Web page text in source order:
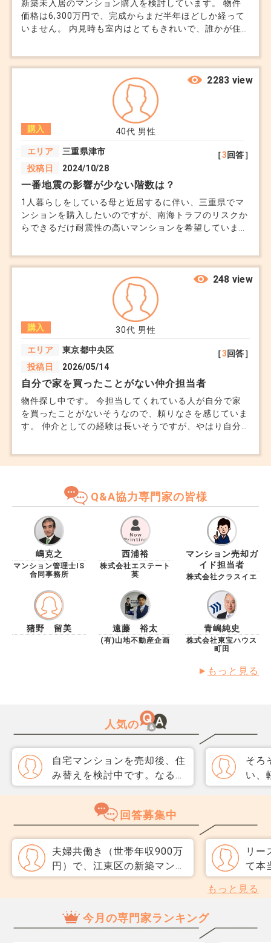
新築未入居のマンション購入を検討しています。 物件
価格は6,300万円で、完成からまだ半年ほどしか経って
いません。 内見時も室内はとてもきれいで、誰かが住
一度個人の方が購入して登記しているため、取引上は中
古マンションになると言われました。 売主さんは転勤
の都合で、入居しないまま売却するそうです。 新築未
入居と聞くと安心感がありますが、中古扱いになると住
宅ローン控除や保証、税金などで違いがあるのではない
かと気になっています。 夫は、誰も住んでいないなら
新築とほとんど変わらないのではと言っています。 た
だ、価格は周辺の中古マンションより少し高めです。
新築未入居でも、一度登記されていれば中古マンション
として考えた方がよいのでしょうか。 購入前に、新築
ていただきたいです。
40代 男性
購入
エリア
三重県津市
投稿日
2024/10/28
［3回答］
2283 view
一番地震の影響が少ない階数は？
1人暮らしをしている母と近居するに伴い、三重県でマ
ンションを購入したいのですが、南海トラフのリスクか
らできるだけ耐震性の高いマンションを希望していま
い階層はあるのでしょうか。もし階層によって多少違い
があるのであれば教えてください
30代 男性
購入
エリア
東京都中央区
投稿日
2026/05/14
［3回答］
248 view
自分で家を買ったことがない仲介担当者
物件探し中です。 今担当してくれている人が自分で家
を買ったことがないそうなので、頼りなさを感じていま
す。 仲介としての経験は長いそうですが、やはり自分
が、同じ会社内に依頼するより別会社にした方が角が立
為、また一から別会社に依頼するのも億劫で迷っていま
Q&A協力専門家の皆様
嶋克之
マンション管理士IS
合同事務所
西浦裕
株式会社エステート
英
マンション売却ガ
イド担当者
株式会社クラスイエ
猪野 留美 遠藤 裕太
(有)山地不動産企画
青嶋純史
株式会社東宝ハウス
町田
もっと見る
人気の
自宅マンションを売却後、住
み替えを検討中です。なるべ
く3か月以内に売却をしたい
のですが、一般媒介と専任媒
介で迷っています。 窓口は
だと思うのですが、友人には
専任をおすすめされました。
それぞれメリットデメリット
そろ
い、
取り
直、
のか
だ、
スコ
回答募集中
夫婦共働き（世帯年収900万
円）で、江東区の新築マンシ
ョンを契約しました。 頭金
銀行から5,000万円を35年変
動金利で申し込み中です。
リー
て本当
税理
用す
もっと見る
今月の専門家ランキング